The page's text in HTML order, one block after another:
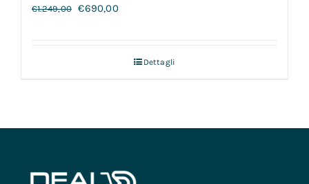
€1.249,00 €690,00
Dettagli